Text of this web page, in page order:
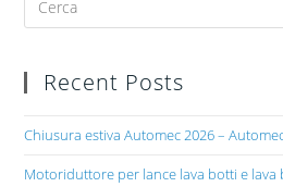
Recent Posts
Chiusura estiva Automec 2026 –
Motoriduttore per lance lava botti e lava